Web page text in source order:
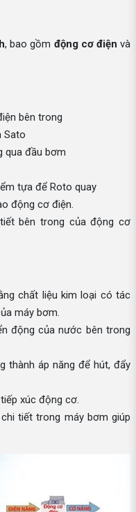
, bao gồm động cơ điện và
bên trong
Sato
qua đầu bơm
tựa để Roto quay
động cơ điện.
bên trong của động cơ
chất liệu kim loại có tác
máy bơm.
động của nước bên trong
thành áp năng để hút, đẩy
xúc động cơ.
tiết trong máy bơm giúp